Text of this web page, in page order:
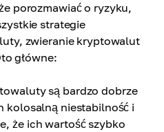
porozmawiać o ryzyku,
strategie
zwieranie kryptowalut
główne:
są bardzo dobrze
kolosalną niestabilność i
że ich wartość szybko